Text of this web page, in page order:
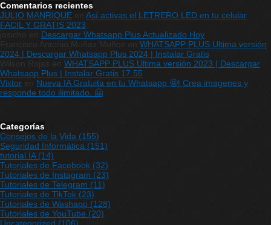
Comentarios recientes
JULIO MANRIQUE
Así activas el LETRERO LED en tu celular
FACIL Y GRATIS 2023
Descargar Whatsapp Plus Actualizado Hoy
Francisco Antonio Muñoz Muñoz
en WHATSAPP PLUS Ultima versión
2024 | Descargar Whatsapp Plus 2024 | Instalar Gratis
WHATSAPP PLUS Ultima versión 2023 | Descargar
Whatsapp Plus | Instalar Gratis 17.55
Vixtor
Nueva IA Gratuita en tu Whatsapp 🤩| Crea imagenes y
responde todo ilimitado. 🤗
Categorías
Consejos de la Vida (155)
Seguridad Informática (151)
tutorial IA (14)
Tutoriales de Facebook (32)
Tutoriales de Instagram (23)
Tutoriales de Telegram (11)
Tutoriales de TikTok (23)
Tutoriales de Washapp (128)
Tutoriales de YouTube (20)